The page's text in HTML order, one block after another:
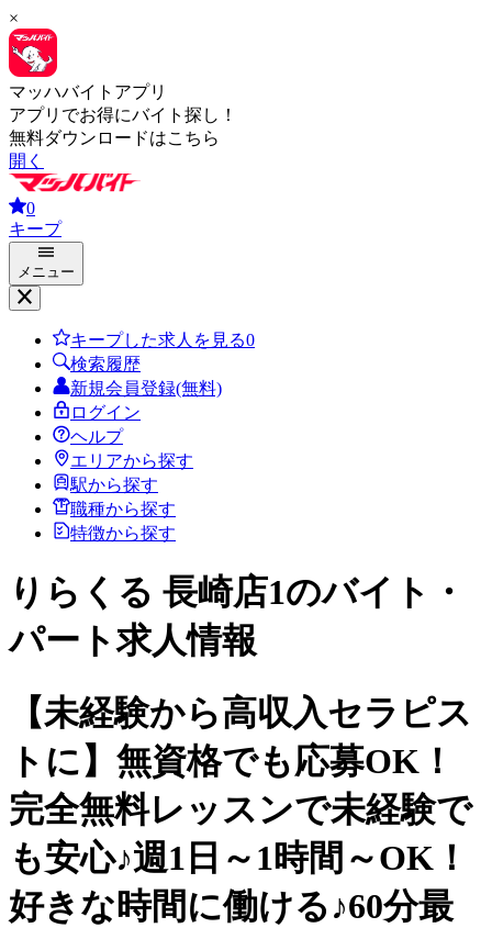
×
マッハバイトアプリ
アプリでお得にバイト探し！
無料ダウンロードはこちら
開く
0
キープ
メニュー
キープした求人を見る0
検索履歴
新規会員登録(無料)
ログイン
ヘルプ
エリアから探す
駅から探す
職種から探す
特徴から探す
りらくる 長崎店1のバイト・
パート求人情報
【未経験から高収入セラピス
トに】無資格でも応募OK！
完全無料レッスンで未経験で
も安心♪週1日～1時間～OK！
好きな時間に働ける♪60分最